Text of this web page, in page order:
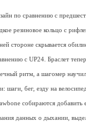
по сравнению с
резиновое кольцо с
стороне скрывается
с UP24. Браслет
ритм, а шагомер
шаги, бег, езду на
собираются добавить
данных о дыхании,